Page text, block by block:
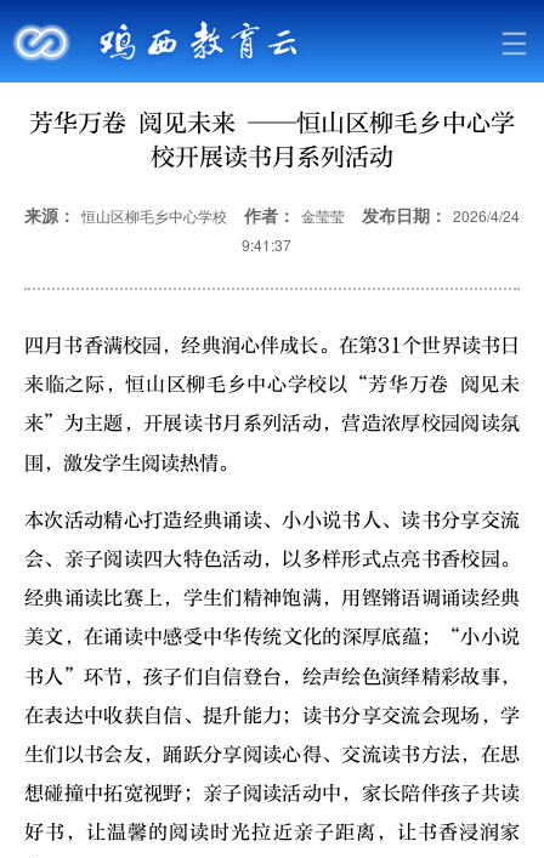
芳华万卷 阅见未来 ——恒山区柳毛乡中心学
校开展读书月系列活动
来源： 恒山区柳毛乡中心学校 作者： 金莹莹 发布日期： 2026/4/24
9:41:37
四月书香满校园，经典润心伴成长。在第31个世界读书日
来临之际，恒山区柳毛乡中心学校以“芳华万卷 阅见未
来”为主题，开展读书月系列活动，营造浓厚校园阅读氛
围，激发学生阅读热情。
本次活动精心打造经典诵读、小小说书人、读书分享交流
会、亲子阅读四大特色活动，以多样形式点亮书香校园。
经典诵读比赛上，学生们精神饱满，用铿锵语调诵读经典
美文，在诵读中感受中华传统文化的深厚底蕴；“小小说
书人”环节，孩子们自信登台，绘声绘色演绎精彩故事，
在表达中收获自信、提升能力；读书分享交流会现场，学
生们以书会友，踊跃分享阅读心得、交流读书方法，在思
想碰撞中拓宽视野；亲子阅读活动中，家长陪伴孩子共读
好书，让温馨的阅读时光拉近亲子距离，让书香浸润家